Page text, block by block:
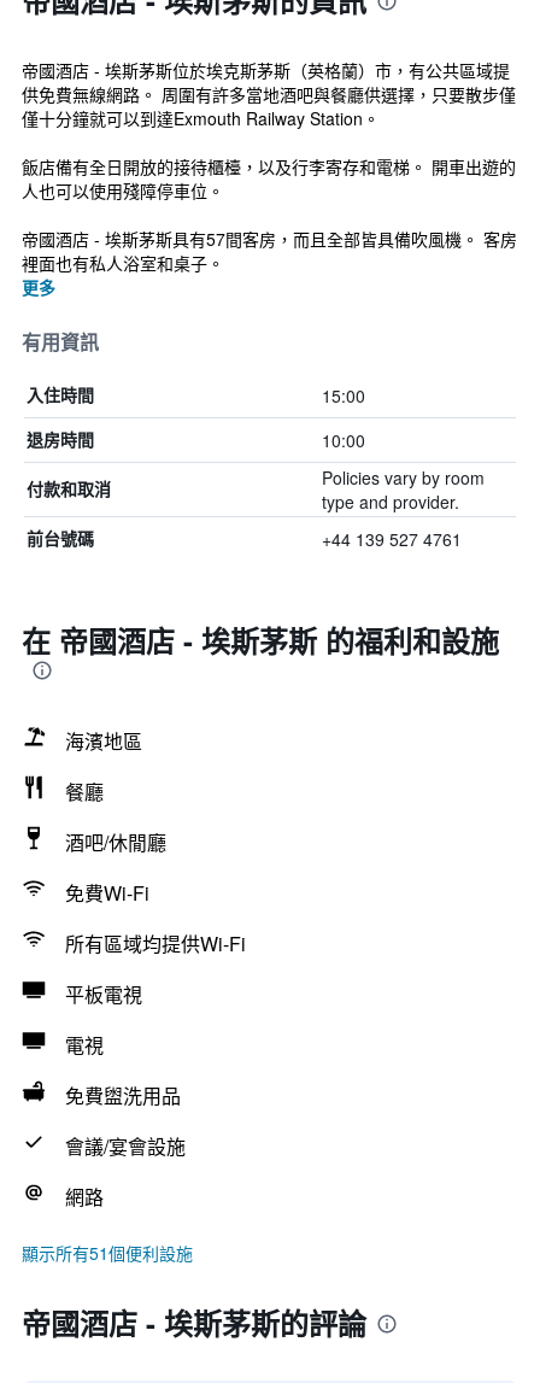
帝國酒店 - 埃斯茅斯位於埃克斯茅斯（英格蘭）市，有公共區域提
供免費無線網路。 周圍有許多當地酒吧與餐廳供選擇，只要散步僅
僅十分鐘就可以到達Exmouth Railway Station。
飯店備有全日開放的接待櫃檯，以及行李寄存和電梯。 開車出遊的
人也可以使用殘障停車位。
帝國酒店 - 埃斯茅斯具有57間客房，而且全部皆具備吹風機。 客房
裡面也有私人浴室和桌子。
更多
有用資訊
入住時間 15:00
退房時間 10:00
付款和取消
Policies vary by room
type and provider.
前台號碼 +44 139 527 4761
在 帝國酒店 - 埃斯茅斯 的福利和設施
海濱地區
餐廳
酒吧/休閒廳
免費Wi-Fi
所有區域均提供Wi-Fi
平板電視
電視
免費盥洗用品
會議/宴會設施
網路
顯示所有51個便利設施
帝國酒店 - 埃斯茅斯的評論